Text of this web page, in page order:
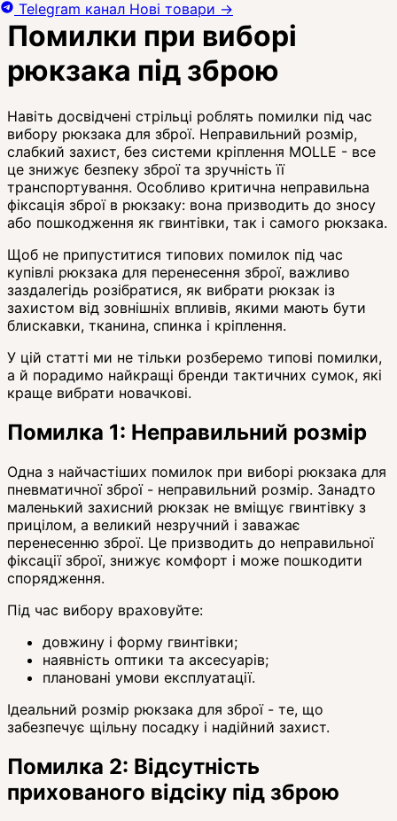
Помилки при виборі
рюкзака під зброю
Навіть досвідчені стрільці роблять помилки під час
вибору рюкзака для зброї. Неправильний розмір,
слабкий захист, без системи кріплення MOLLE - все
це знижує безпеку зброї та зручність її
транспортування. Особливо критична неправильна
фіксація зброї в рюкзаку: вона призводить до зносу
або пошкодження як гвинтівки, так і самого рюкзака.
Щоб не припуститися типових помилок під час
купівлі рюкзака для перенесення зброї, важливо
заздалегідь розібратися, як вибрати рюкзак із
захистом від зовнішніх впливів, якими мають бути
блискавки, тканина, спинка і кріплення.
У цій статті ми не тільки розберемо типові помилки,
а й порадимо найкращі бренди тактичних сумок, які
краще вибрати новачкові.
Помилка 1: Неправильний розмір
Одна з найчастіших помилок при виборі рюкзака для
пневматичної зброї - неправильний розмір. Занадто
маленький захисний рюкзак не вміщує гвинтівку з
прицілом, а великий незручний і заважає
перенесенню зброї. Це призводить до неправильної
фіксації зброї, знижує комфорт і може пошкодити
спорядження.
Під час вибору враховуйте:
довжину і форму гвинтівки;
наявність оптики та аксесуарів;
плановані умови експлуатації.
Ідеальний розмір рюкзака для зброї - те, що
забезпечує щільну посадку і надійний захист.
Помилка 2: Відсутність
прихованого відсіку під зброю
Telegram канал Нові товари →